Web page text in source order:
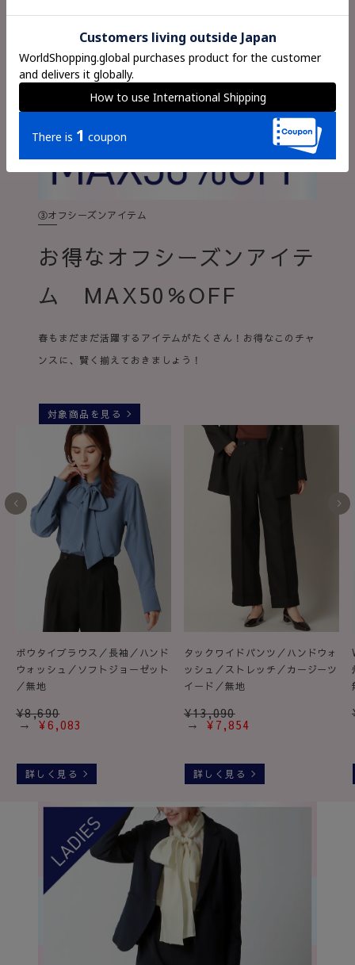
③オフシーズンアイテム
お得なオフシーズンアイテ
ム MAX50％OFF
春もまだまだ活躍するアイテムがたくさん！お得なこのチャ
ンスに、賢く揃えておきましょう！
対象商品を見る
ボウタイブラウス／長袖／ハンド
ウォッシュ／ソフトジョーゼット
／無地
¥8,690
¥6,083
詳しく見る
タックワイドパンツ／ハンドウォ
ッシュ／ストレッチ／カージーツ
イード／無地
¥13,090
¥ 7,854
詳しく見る